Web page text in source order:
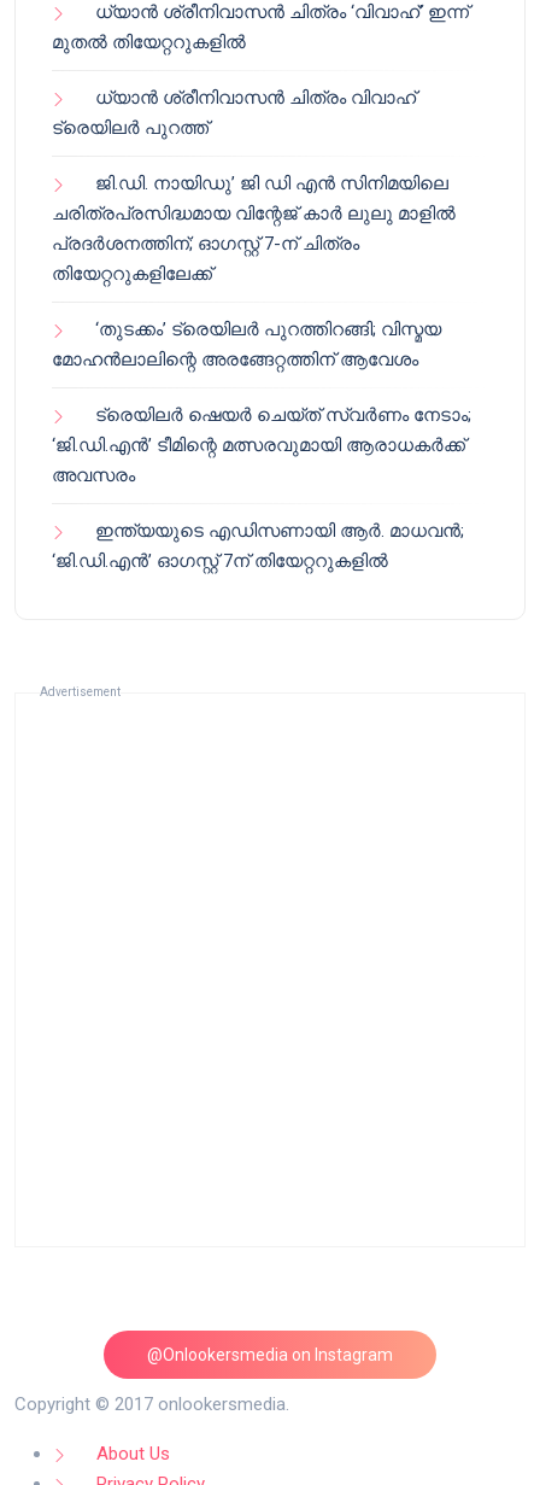
ധ്യാൻ ശ്രീനിവാസൻ ചിത്രം ‘വിവാഹ്’ ഇന്ന്
മുതൽ തിയേറ്ററുകളിൽ
ധ്യാൻ ശ്രീനിവാസൻ ചിത്രം വിവാഹ്
ട്രെയിലർ പുറത്ത്
ജി.ഡി. നായിഡു’ ജി ഡി എൻ സിനിമയിലെ
ചരിത്രപ്രസിദ്ധമായ വിന്റേജ് കാർ ലുലു മാളിൽ
പ്രദർശനത്തിന്; ഓഗസ്റ്റ് 7-ന് ചിത്രം
തിയേറ്ററുകളിലേക്ക്
‘തുടക്കം’ ട്രെയിലർ പുറത്തിറങ്ങി; വിസ്മയ
മോഹൻലാലിന്റെ അരങ്ങേറ്റത്തിന് ആവേശം
ട്രെയിലർ ഷെയർ ചെയ്‌ത് സ്വർണം നേടാം;
‘ജി.ഡി.എൻ’ ടീമിന്റെ മത്സരവുമായി ആരാധകർക്ക്
അവസരം
ഇന്ത്യയുടെ എഡിസണായി ആർ. മാധവൻ;
‘ജി.ഡി.എൻ’ ഓഗസ്റ്റ് 7ന് തിയേറ്ററുകളിൽ
Advertisement
@Onlookersmedia on Instagram
Follow on Instagram
Copyright © 2017 onlookersmedia.
About Us